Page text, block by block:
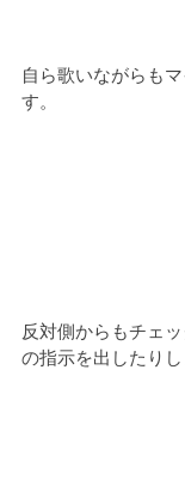
自ら歌いながらも
す。
反対側からもチェ
の指示を出したりし